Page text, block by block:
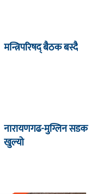
मन्त्रिपरिषद् बैठक बस्दै
नारायणगढ-मुग्लिन सडक
खुल्यो